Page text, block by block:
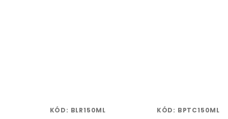
KÓD: BLR150ML KÓD: BPTC150ML